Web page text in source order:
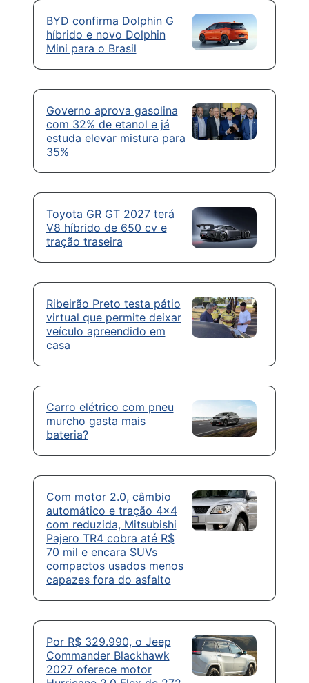
BYD confirma Dolphin G
híbrido e novo Dolphin
Mini para o Brasil
Governo aprova gasolina
com 32% de etanol e já
estuda elevar mistura para
35%
Toyota GR GT 2027 terá
V8 híbrido de 650 cv e
tração traseira
Ribeirão Preto testa pátio
virtual que permite deixar
veículo apreendido em
casa
Carro elétrico com pneu
murcho gasta mais
bateria?
Com motor 2.0, câmbio
automático e tração 4×4
com reduzida, Mitsubishi
Pajero TR4 cobra até R$
70 mil e encara SUVs
compactos usados menos
capazes fora do asfalto
Por R$ 329.990, o Jeep
Commander Blackhawk
2027 oferece motor